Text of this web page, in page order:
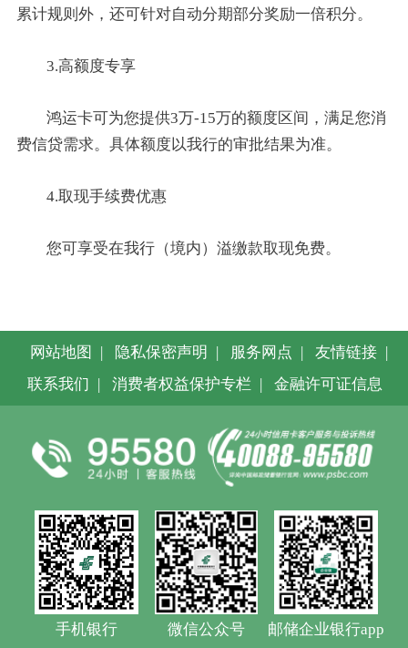
累计规则外，还可针对自动分期部分奖励一倍积分。
3.高额度专享
鸿运卡可为您提供3万-15万的额度区间，满足您消
费信贷需求。具体额度以我行的审批结果为准。
4.取现手续费优惠
您可享受在我行（境内）溢缴款取现免费。
网站地图 隐私保密声明 服务网点 友情链接
联系我们
消费者权益保护专栏 金融许可证信息
手机银行 微信公众号 邮储企业银行app